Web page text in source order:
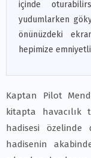
içinde
yudumlarken
önünüzdeki
hepimize
Kaptan Pilot
kitapta havacılık
hadisesi
hadisenin